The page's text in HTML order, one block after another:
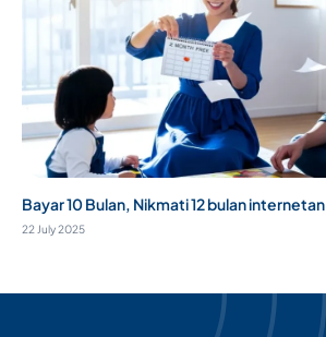
Bayar 10 Bulan, Nikmati 12 bulan internetan
22 July 2025